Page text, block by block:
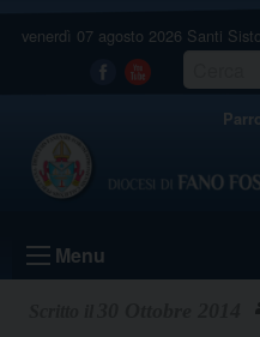
venerdì 07 agosto 2026 Santi
Facebook
Youtube
Menu